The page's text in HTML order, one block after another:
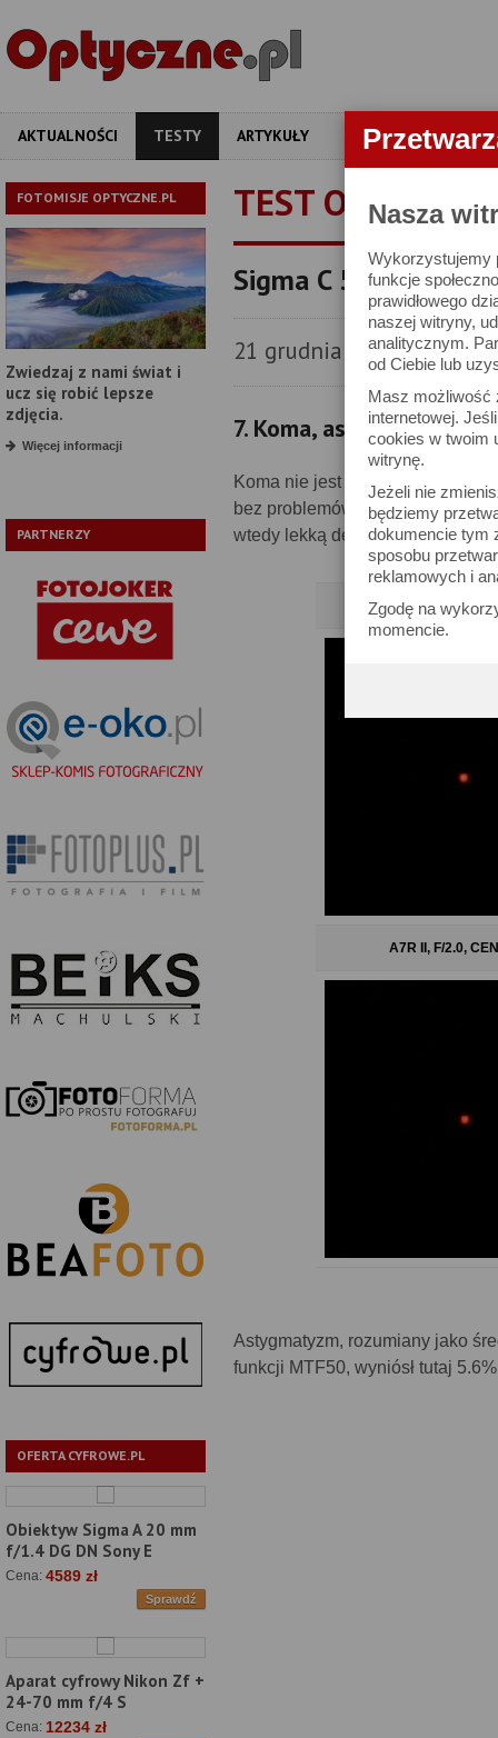
Nasza
Wykorzystujemy
funkcje
prawidłowego
naszej witryny,
analitycznym.
od Ciebie lub
Masz możliwość
internetowej.
cookies w twoim
witrynę.
Jeżeli nie
będziemy
dokumencie tym
sposobu
reklamowych i
Zgodę na
momencie.
AKTUALNOŚCI TESTY ARTYKUŁY APARATY
FOTOMISJE OPTYCZNE.PL
Zwiedzaj z nami świat i
ucz się robić lepsze
zdjęcia.
Więcej informacji
PARTNERZY
OFERTA CYFROWE.PL
Obiektyw Sigma A 20 mm
f/1.4 DG DN Sony E
Cena: 4589 zł
Sprawdź
Aparat cyfrowy Nikon Zf +
24-70 mm f/4 S
Cena: 12234 zł
TEST
Sigma C 56 mm f/
21 grudnia 2018
7. Koma, astygmatyzm i
Koma nie jest korygowana
bez problemów, choć
wtedy lekką deformację obrazu
A7R II, F/1.4,
A7R II, F/2.0,
Astygmatyzm, rozumiany jako
funkcji MTF50, wyniósł tutaj